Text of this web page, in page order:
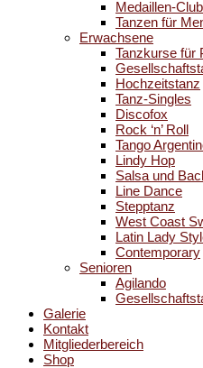
Medaillen-
Tanzen für
Erwachsene
Tanzkurse für
Hochzeitstanz
Tanz-Singles
Discofox
Rock ‘n’ Roll
Tango
Lindy Hop
Salsa und
Line Dance
Stepptanz
West Coast
Latin Lady
Contemporary
Senioren
Agilando
Galerie
Kontakt
Mitgliederbereich
Shop